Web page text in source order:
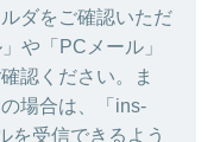
ダをご確認いただ
や「PCメール」
認ください。ま
場合は、「ins-
を受信できるよう